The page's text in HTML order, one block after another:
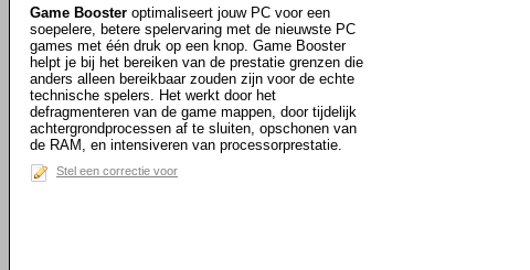
Game Booster optimaliseert jouw PC voor een
soepelere, betere spelervaring met de nieuwste PC
games met één druk op een knop. Game Booster
helpt je bij het bereiken van de prestatie grenzen die
anders alleen bereikbaar zouden zijn voor de echte
technische spelers. Het werkt door het
defragmenteren van de game mappen, door tijdelijk
achtergrondprocessen af te sluiten, opschonen van
de RAM, en intensiveren van processorprestatie.
Stel een correctie voor